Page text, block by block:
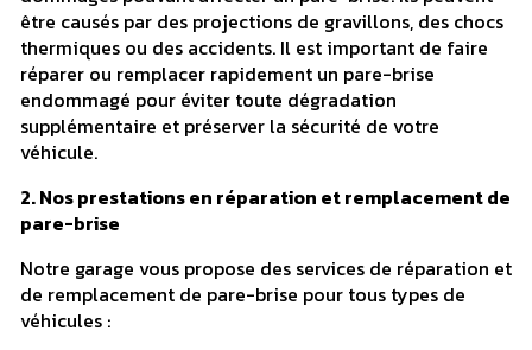
être causés par des projections de gravillons, des chocs
thermiques ou des accidents. Il est important de faire
réparer ou remplacer rapidement un pare-brise
endommagé pour éviter toute dégradation
supplémentaire et préserver la sécurité de votre
véhicule.
2. Nos prestations en réparation et remplacement de
pare-brise
Notre garage vous propose des services de réparation et
de remplacement de pare-brise pour tous types de
véhicules :